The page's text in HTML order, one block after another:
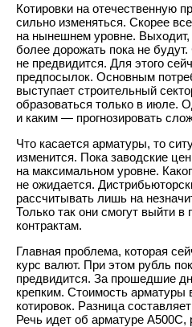
Котировки на отечественную
сильно изменяться. Скорее
на нынешнем уровне.
более дорожать пока не
не предвидится. Для этого
предпосылок. Основным
выступает строительный
образоваться только в июле.
и каким — прогнозировать
Что касается арматуры, то
изменится. Пока заводские
на максимальном уровне.
не ожидается.
рассчитывать лишь на
Только так они смогут выйти
контрактам.
Главная проблема, которая
курс валют. При этом рубль
предвидится. За прошедшие
крепким. Стоимость арматуры
котировок. Разница
Речь идет об арматуре А500С,